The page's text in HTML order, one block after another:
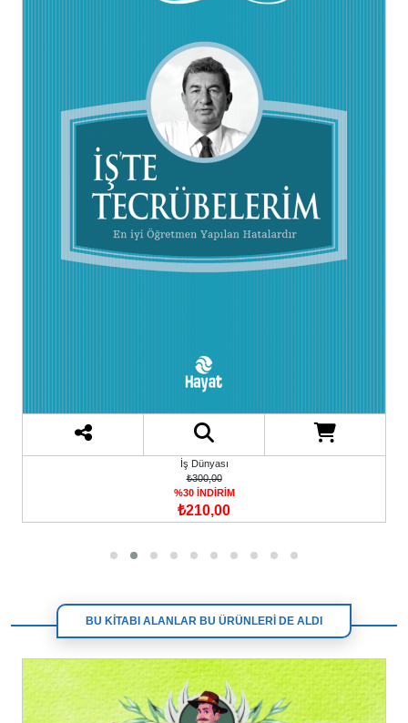
İş Dünyası
₺300,00
%30 İNDİRİM
₺210,00
BU KİTABI ALANLAR BU ÜRÜNLERİ DE ALDI